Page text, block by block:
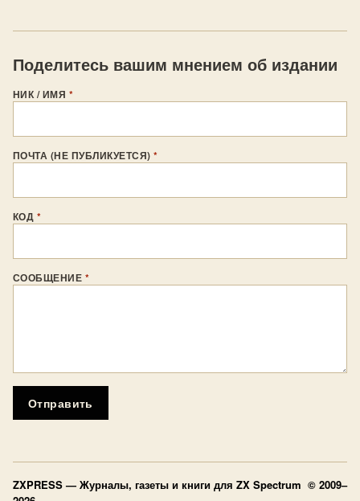
Поделитесь вашим мнением об издании
НИК / ИМЯ *
ПОЧТА (НЕ ПУБЛИКУЕТСЯ)*
КОД *
СООБЩЕНИЕ *
Отправить
ZXPRESS — Журналы, газеты и книги для ZX Spectrum © 2009–